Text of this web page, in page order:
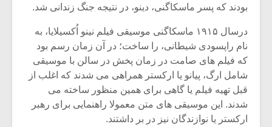
بودند که پسر ماسکاگنی، دینو، در نتیجه جنگ زندانی شد.
درسال ۱۹۱۵ ماسکاگنی موسیقی فیلم نینو اُکسیلایا، به
نام راپسودی شیطانی، را ساخت؛ در آن زمان رسم بود
که فیلم های صامت در زمان پخش در سالن با موسیقی
شامل ارگ، پیانو یا ارکستر همراهی می شدند که اغلب از
قبل تهیه فیلم یا گاهی برای همین منظور ساخته می
شدند. این موسیقی های متن معمولا راهنمایی برای رهبر
ارکستر یا نوازندگان نیز در بر داشتند.